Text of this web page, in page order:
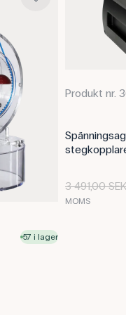
57 i lager
Produkt nr.
3 491,00 SEK
MOMS